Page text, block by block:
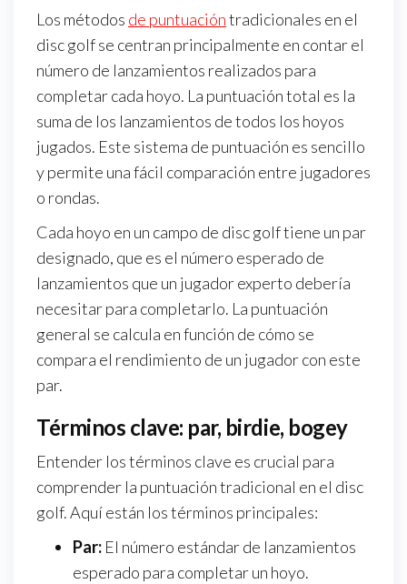
Los métodos de puntuacióntradicionales en el
disc golf se centran principalmente en contar el
número de lanzamientos realizados para
completar cada hoyo. La puntuación total es la
suma de los lanzamientos de todos los hoyos
jugados. Este sistema de puntuación es sencillo
y permite una fácil comparación entre jugadores
o rondas.
Cada hoyo en un campo de disc golf tiene un par
designado, que es el número esperado de
lanzamientos que un jugador experto debería
necesitar para completarlo. La puntuación
general se calcula en función de cómo se
compara el rendimiento de un jugador con este
par.
Términos clave: par, birdie, bogey
Entender los términos clave es crucial para
comprender la puntuación tradicional en el disc
golf. Aquí están los términos principales:
Par: El número estándar de lanzamientos
esperado para completar un hoyo.